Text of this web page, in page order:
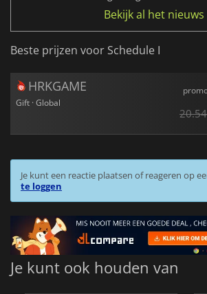
Bekijk al het nieuws
Beste prijzen voor Schedule I
HRKGAME
Gift · Global
Je kunt een reactie plaatsen of reageren op
te loggen
Je kunt ook houden van